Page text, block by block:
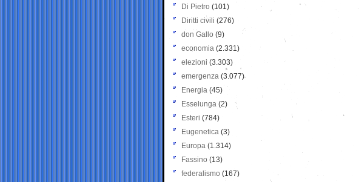
Di Pietro (101)
Diritti civili (276)
don Gallo (9)
economia (2.331)
elezioni (3.303)
emergenza (3.077)
Energia (45)
Esselunga (2)
Esteri (784)
Eugenetica (3)
Europa (1.314)
Fassino (13)
federalismo (167)